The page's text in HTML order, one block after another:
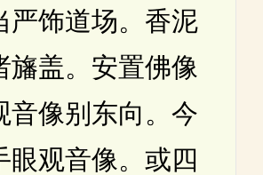
严饰道场。香泥
旛盖。安置佛像
音像别东向。今
眼观音像。或四